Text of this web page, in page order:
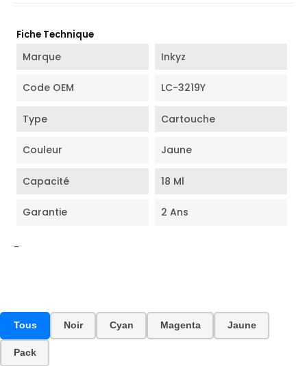
Fiche Technique
Marque Inkyz
Code OEM LC-3219Y
Type Cartouche
Couleur Jaune
Capacité 18 Ml
Garantie 2 Ans
-
Tous Noir Cyan Magenta Jaune
Pack